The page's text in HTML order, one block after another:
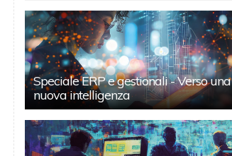
Speciale ERP e gestionali - Verso una
nuova intelligenza